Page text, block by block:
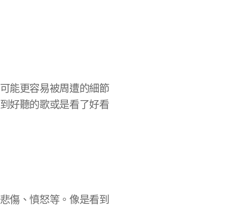
能更容易被周遭的細節
好聽的歌或是看了好看
傷、憤怒等。像是看到